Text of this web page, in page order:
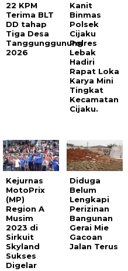
22 KPM
Terima BLT
DD tahap
Tiga Desa
Tanggunggunung
2026
Kanit
Binmas
Polsek
Cijaku
Polres
Lebak
Hadiri
Rapat Loka
Karya Mini
Tingkat
Kecamatan
Cijaku.
Kejurnas
MotoPrix
(MP)
Region A
Musim
2023 di
Sirkuit
Skyland
Sukses
Digelar
Diduga
Belum
Lengkapi
Perizinan
Bangunan
Gerai Mie
Gacoan
Jalan Terus